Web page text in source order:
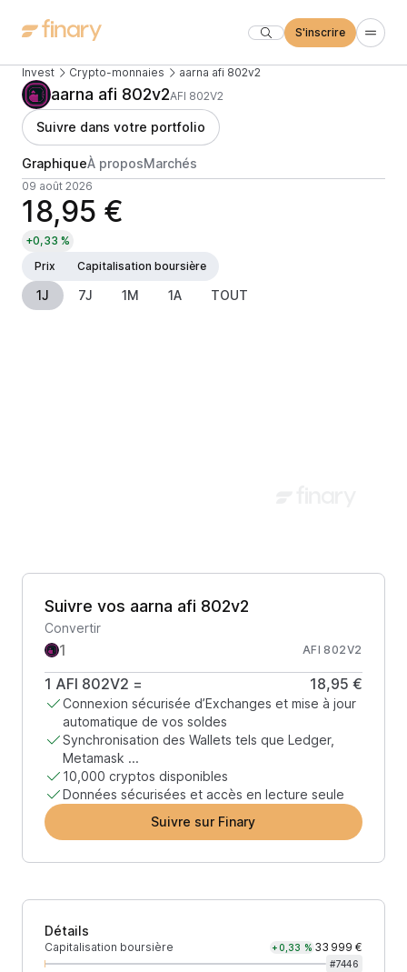
S'inscrire
Invest Crypto-monnaies aarna afi 802v2
aarna afi 802v2AFI 802V2
Suivre dans votre portfolio
GraphiqueÀ proposMarchés
09 août 2026
18,95 €
+0,33 %
Prix
Capitalisation boursière
1J 7J 1M 1A TOUT
Suivre vos aarna afi 802v2
Convertir
AFI 802V2
1 AFI 802V2 = 18,95 €
Connexion sécurisée d’Exchanges et mise à jour
automatique de vos soldes
Synchronisation des Wallets tels que Ledger,
Metamask ...
10,000 cryptos disponibles
Données sécurisées et accès en lecture seule
Suivre sur Finary
Détails
Capitalisation boursière +0,33 % 33 999 €
#7446